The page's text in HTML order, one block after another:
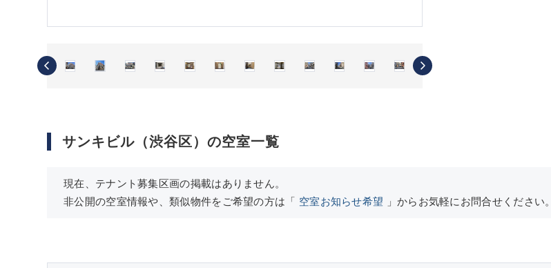
サンキビル（渋谷区）の空室一覧
現在、テナント募集区画の掲載はありません。
非公開の空室情報や、類似物件をご希望の方は「 空室お知らせ希望 」からお気軽にお問合せください。